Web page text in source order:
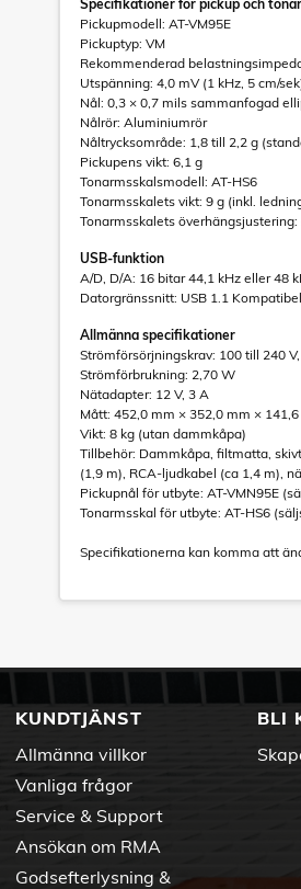
Specifikationer för pickup och
Pickupmodell: AT-VM95E
Pickuptyp: VM
Rekommenderad
Utspänning: 4,0 mV (1 kHz, 5 cm/
Nål: 0,3 × 0,7 mils sammanfogad
Nålrör: Aluminiumrör
Nåltrycksområde: 1,8 till 2,2 g
Pickupens vikt: 6,1 g
Tonarmsskalsmodell: AT-HS6
Tonarmsskalets vikt: 9 g (inkl.
Tonarmsskalets överhängsjustering:
USB-funktion
A/D, D/A: 16 bitar 44,1 kHz eller 48
Datorgränssnitt: USB 1.1
Allmänna specifikationer
Strömförsörjningskrav: 100 till 240
Strömförbrukning: 2,70 W
Nätadapter: 12 V, 3 A
Mått: 452,0 mm × 352,0 mm ×
Vikt: 8 kg (utan dammkåpa)
Tillbehör: Dammkåpa, filtmatta,
(1,9 m), RCA-ljudkabel (ca 1,4 m),
Pickupnål för utbyte: AT-VMN95E
Tonarmsskal för utbyte: AT-HS6
Specifikationerna kan komma att
KUNDTJÄNST
Allmänna villkor
Vanliga frågor
Service & Support
Ansökan om RMA
Godsefterlysning &
BLI